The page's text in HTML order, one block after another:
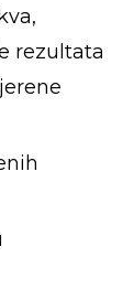
rezultata